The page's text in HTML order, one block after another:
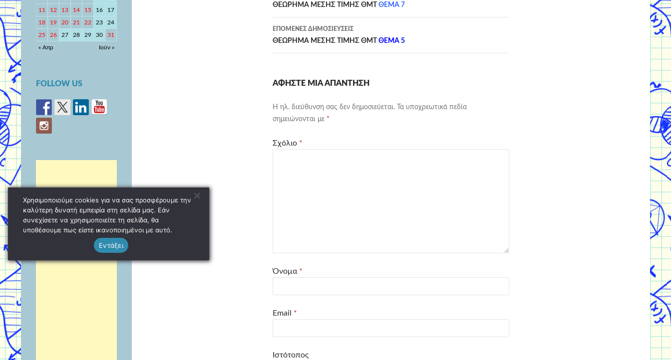
άρθρων
ΘΕΩΡΗΜΑ ΜΕΣΗΣ ΤΙΜΗΣ ΘΜΤ ΘΕΜΑ 7
ΕΠΌΜΕΝΕΣ ΔΗΜΟΣΙΕΎΣΕΙΣ
ΘΕΩΡΗΜΑ ΜΕΣΗΣ ΤΙΜΗΣ ΘΜΤ ΘΕΜΑ 5
ΑΦΉΣΤΕ ΜΙΑ ΑΠΆΝΤΗΣΗ
Η ηλ. διεύθυνση σας δεν δημοσιεύεται.
Τα υποχρεωτικά πεδία
σημειώνονται με *
Σχόλιο *
Όνομα *
Email *
Ιστότοπος
11 12 13 14 15 16 17
18 19 20 21 22 23 24
25 26 27 28 29 30 31
« Απρ Ιούν »
FOLLOW US
Χρησιμοποιούμε cookies για να σας προσφέρουμε την
καλύτερη δυνατή εμπειρία στη σελίδα μας. Εάν
συνεχίσετε να χρησιμοποιείτε τη σελίδα, θα
υποθέσουμε πως είστε ικανοποιημένοι με αυτό.
Εντάξει